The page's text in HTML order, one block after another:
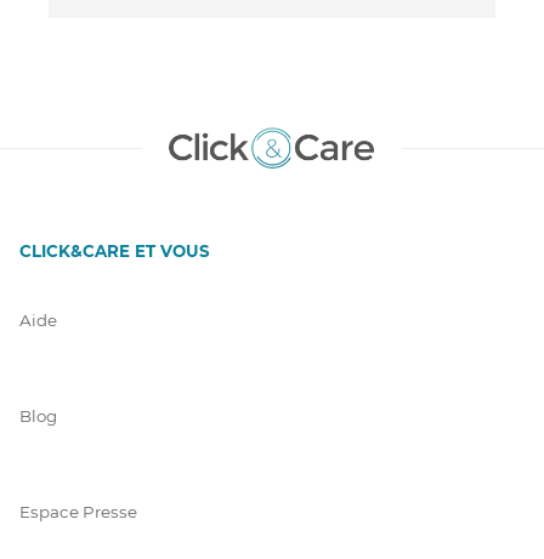
CLICK&CARE ET VOUS
Aide
Blog
Espace Presse